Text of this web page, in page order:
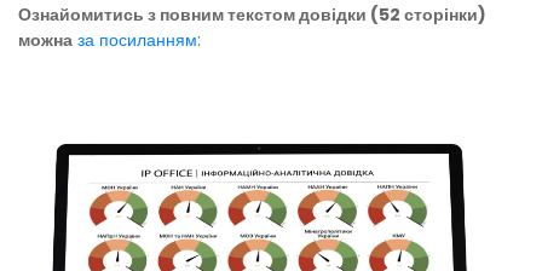
Ознайомитись з повним текстом довідки (52 сторінки)
можна за посиланням: